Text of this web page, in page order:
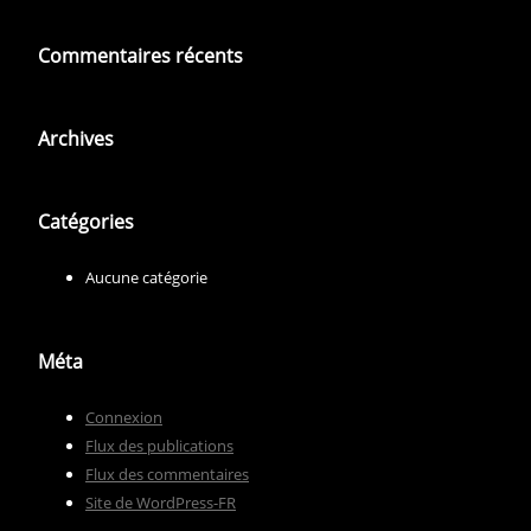
Commentaires récents
Archives
Catégories
Aucune catégorie
Méta
Connexion
Flux des publications
Flux des commentaires
Site de WordPress-FR